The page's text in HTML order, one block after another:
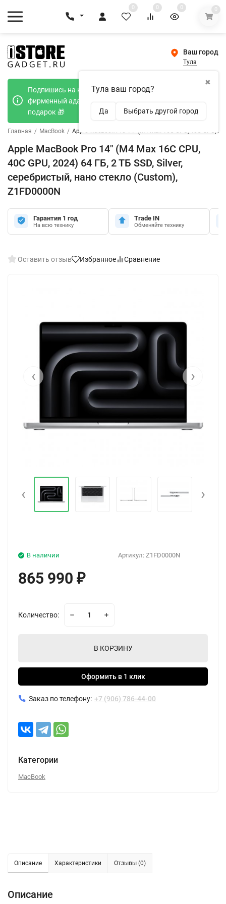
0 0 0 0
Ваш город
Тула
✖
Тула ваш город?
Да Выбрать другой город
Подпишись на наш телеграмм канал и получи
фирменный адаптер Type-C 20W при покупке в
подарок 🎁
Главная / MacBook / Apple MacBook Pro 14" (M4 Max 16C CPU, 40C GPU,
Apple MacBook Pro 14" (M4 Max 16C CPU,
40C GPU, 2024) 64 ГБ, 2 ТБ SSD, Silver,
серебристый, нано стекло (Custom),
Z1FD0000N
Гарантия 1 год
На всю технику
Trade IN
Обменяйте технику
Оставить отзыв Избранное Сравнение
‹ ›
‹ ›
Артикул: Z1FD0000N
В наличии
865 990 ₽
Количество:
В КОРЗИНУ
Оформить в 1 клик
Заказ по телефону: +7 (906) 786-44-00
Категории
MacBook
Описание Характеристики Отзывы (0)
Описание